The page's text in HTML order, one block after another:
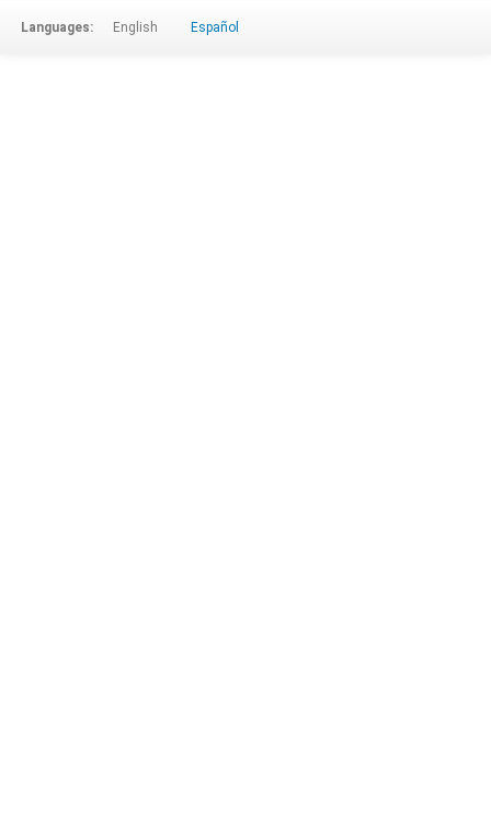
Languages: English Español